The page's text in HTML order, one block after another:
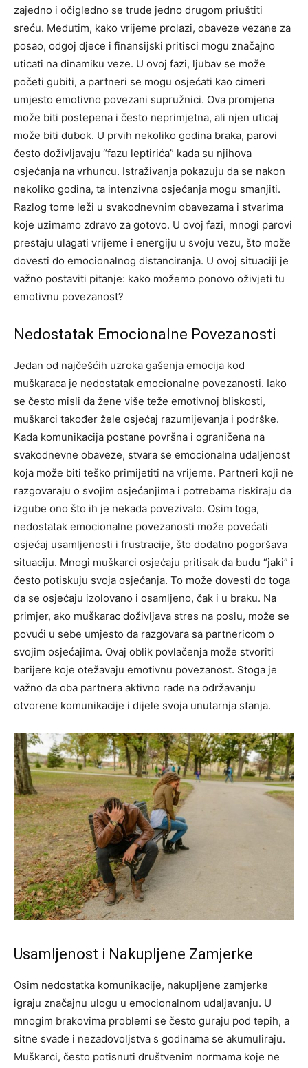
zajedno i očigledno se trude jedno drugom priuštiti
sreću. Međutim, kako vrijeme prolazi, obaveze vezane za
posao, odgoj djece i finansijski pritisci mogu značajno
uticati na dinamiku veze. U ovoj fazi, ljubav se može
početi gubiti, a partneri se mogu osjećati kao cimeri
umjesto emotivno povezani supružnici. Ova promjena
može biti postepena i često neprimjetna, ali njen uticaj
može biti dubok. U prvih nekoliko godina braka, parovi
često doživljavaju “fazu leptirića” kada su njihova
osjećanja na vrhuncu. Istraživanja pokazuju da se nakon
nekoliko godina, ta intenzivna osjećanja mogu smanjiti.
Razlog tome leži u svakodnevnim obavezama i stvarima
koje uzimamo zdravo za gotovo. U ovoj fazi, mnogi parovi
prestaju ulagati vrijeme i energiju u svoju vezu, što može
dovesti do emocionalnog distanciranja. U ovoj situaciji je
važno postaviti pitanje: kako možemo ponovo oživjeti tu
emotivnu povezanost?
Nedostatak Emocionalne Povezanosti
Jedan od najčešćih uzroka gašenja emocija kod
muškaraca je nedostatak emocionalne povezanosti. Iako
se često misli da žene više teže emotivnoj bliskosti,
muškarci također žele osjećaj razumijevanja i podrške.
Kada komunikacija postane površna i ograničena na
svakodnevne obaveze, stvara se emocionalna udaljenost
koja može biti teško primijetiti na vrijeme. Partneri koji ne
razgovaraju o svojim osjećanjima i potrebama riskiraju da
izgube ono što ih je nekada povezivalo. Osim toga,
nedostatak emocionalne povezanosti može povećati
osjećaj usamljenosti i frustracije, što dodatno pogoršava
situaciju. Mnogi muškarci osjećaju pritisak da budu “jaki” i
često potiskuju svoja osjećanja. To može dovesti do toga
da se osjećaju izolovano i osamljeno, čak i u braku. Na
primjer, ako muškarac doživljava stres na poslu, može se
povući u sebe umjesto da razgovara sa partnericom o
svojim osjećajima. Ovaj oblik povlačenja može stvoriti
barijere koje otežavaju emotivnu povezanost. Stoga je
važno da oba partnera aktivno rade na održavanju
otvorene komunikacije i dijele svoja unutarnja stanja.
Usamljenost i Nakupljene Zamjerke
Osim nedostatka komunikacije, nakupljene zamjerke
igraju značajnu ulogu u emocionalnom udaljavanju. U
mnogim brakovima problemi se često guraju pod tepih, a
sitne svađe i nezadovoljstva s godinama se akumuliraju.
Muškarci, često potisnuti društvenim normama koje ne